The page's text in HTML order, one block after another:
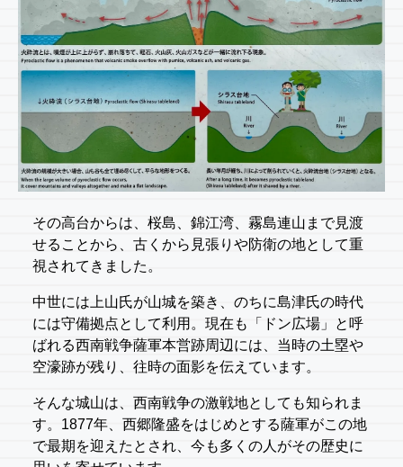
その高台からは、桜島、錦江湾、霧島連山まで見渡
せることから、古くから見張りや防衛の地として重
視されてきました。
中世には上山氏が山城を築き、のちに島津氏の時代
には守備拠点として利用。現在も「ドン広場」と呼
ばれる西南戦争薩軍本営跡周辺には、当時の土塁や
空濠跡が残り、往時の面影を伝えています。
そんな城山は、西南戦争の激戦地としても知られま
す。1877年、西郷隆盛をはじめとする薩軍がこの地
で最期を迎えたとされ、今も多くの人がその歴史に